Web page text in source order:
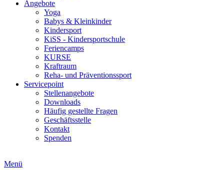
Angebote
Yoga
Babys & Kleinkinder
Kindersport
KiSS - Kindersportschule
Feriencamps
KURSE
Kraftraum
Reha- und Präventionssport
Servicepoint
Stellenangebote
Downloads
Häufig gestellte Fragen
Geschäftsstelle
Kontakt
Spenden
Menü